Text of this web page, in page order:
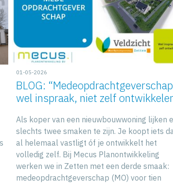
01-05-2026
BLOG:
wel inspraak, niet zelf
Als koper van een nieuwbouwwoning lijken
slechts twee smaken te zijn. Je koopt iets
al helemaal vastligt óf je ontwikkelt het
volledig zelf. Bij Mecus Planontwikkeling
werken we in Zetten met een derde smaak:
medeopdrachtgeverschap (MO) voor tien